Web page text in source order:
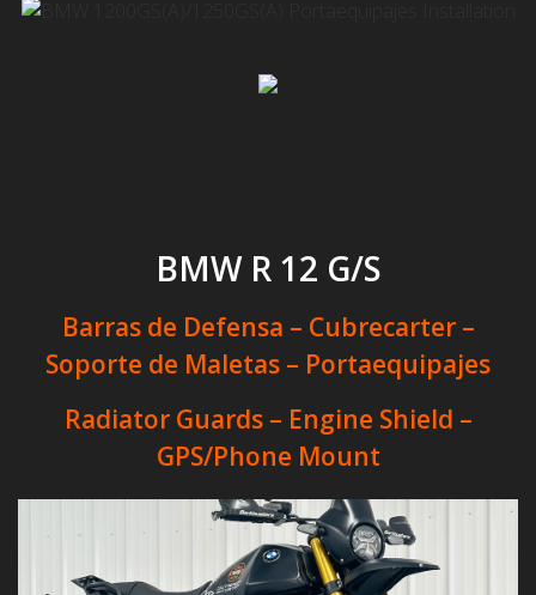
BMW R 12 G/S
Barras de Defensa – Cubrecarter –
Soporte de Maletas – Portaequipajes
Radiator Guards – Engine Shield –
GPS/Phone Mount